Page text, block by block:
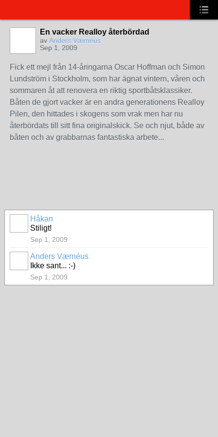
En vacker Realloy återbördad
av Anders Værnéus
Sep 1, 2009
Fick ett mejl från 14-åringarna Oscar Hoffman och Simon
Lundström i Stockholm, som har ägnat vintern, våren och
sommaren åt att renovera en riktig sportbåtsklassiker.
Båten de gjort vacker är en andra generationens Realloy
Pilen, den hittades i skogens som vrak men har nu
återbördats till sitt fina originalskick. Se och njut, både av
båten och av grabbarnas fantastiska arbete...
Håkan
Stiligt!
Sep 1, 2009
Anders Værnéus
Ikke sant... :-)
Sep 1, 2009